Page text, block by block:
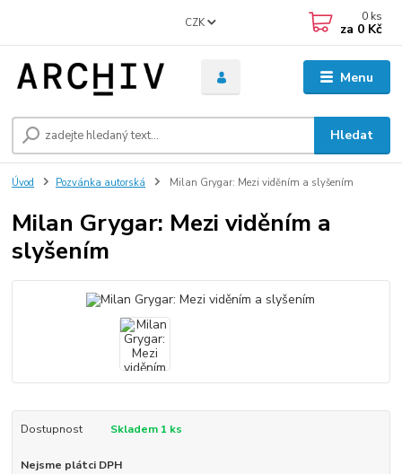
Menu
CZK
Hledat
0 ks
za 0 Kč
Úvod Pozvánka autorská Milan Grygar: Mezi viděním a slyšením
Milan Grygar: Mezi viděním a
slyšením
Dostupnost Skladem 1 ks
Nejsme plátci DPH